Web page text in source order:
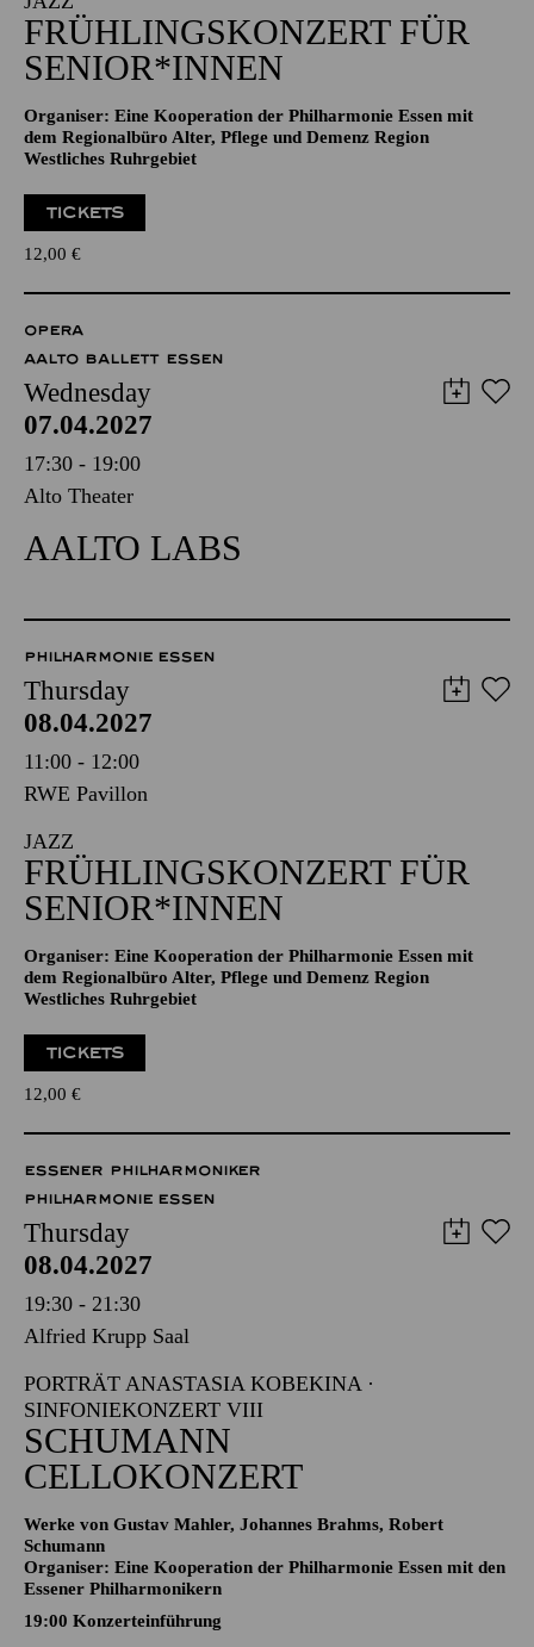
FRÜHLINGSKONZERT FÜR
SENIOR*INNEN
Organiser: Eine Kooperation der Philharmonie Essen mit
dem Regionalbüro Alter, Pflege und Demenz Region
Westliches Ruhrgebiet
TICKETS
12,00 €
OPERA
AALTO BALLETT ESSEN
Wednesday
07.04.2027
17:30 - 19:00
Alto Theater
AALTO LABS
PHILHARMONIE ESSEN
Thursday
08.04.2027
11:00 - 12:00
RWE Pavillon
JAZZ
FRÜHLINGSKONZERT FÜR
SENIOR*INNEN
Organiser: Eine Kooperation der Philharmonie Essen mit
dem Regionalbüro Alter, Pflege und Demenz Region
Westliches Ruhrgebiet
TICKETS
12,00 €
ESSENER PHILHARMONIKER
PHILHARMONIE ESSEN
Thursday
08.04.2027
19:30 - 21:30
Alfried Krupp Saal
PORTRÄT ANASTASIA KOBEKINA ·
SINFONIEKONZERT VIII
SCHUMANN
CELLOKONZERT
Werke von Gustav Mahler, Johannes Brahms, Robert
Schumann
Organiser: Eine Kooperation der Philharmonie Essen mit den
Essener Philharmonikern
19:00 Konzerteinführung